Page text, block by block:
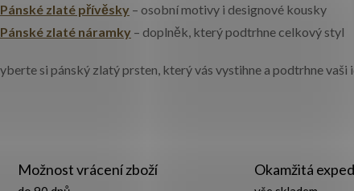
p
v
Pánské zlaté přívěsky – osobní motivy i designové kousky
Pánské zlaté náramky – doplněk, který podtrhne celkový styl
si pánský zlatý prsten, který vás vystihne a podtrhne vaši
Možnost vrácení zboží Okamžitá